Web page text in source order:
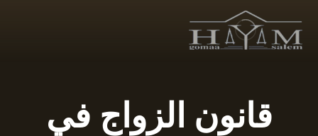
قانون الزواج في